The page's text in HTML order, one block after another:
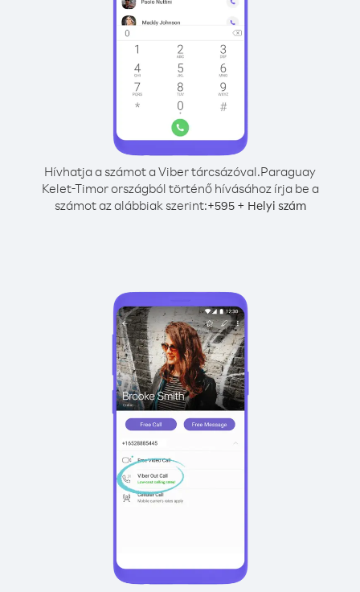
Hívhatja a számot a Viber tárcsázóval.Paraguay
Kelet-Timor országból történő hívásához írja be a
számot az alábbiak szerint:+595+ Helyi szám